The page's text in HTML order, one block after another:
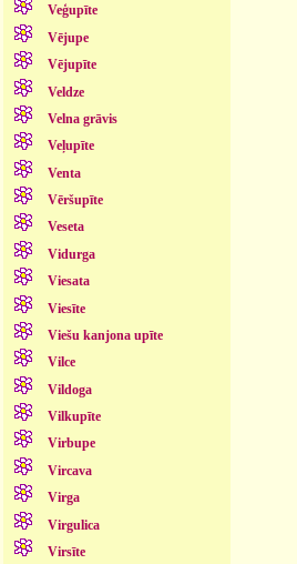
Veģupīte
Vējupe
Vējupīte
Veldze
Velna grāvis
Veļupīte
Venta
Vēršupīte
Veseta
Vidurga
Viesata
Viesīte
Viešu kanjona upīte
Vilce
Vildoga
Vilkupīte
Virbupe
Vircava
Virga
Virgulica
Virsīte